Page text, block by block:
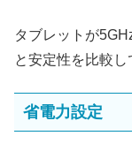
タブレットが
と安定性を比較し
省電力設定